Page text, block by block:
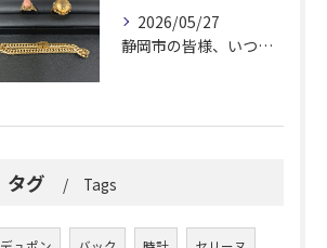
2026/05/27
静岡市の皆様、いつも大変お世話になっております。
タグ Tags